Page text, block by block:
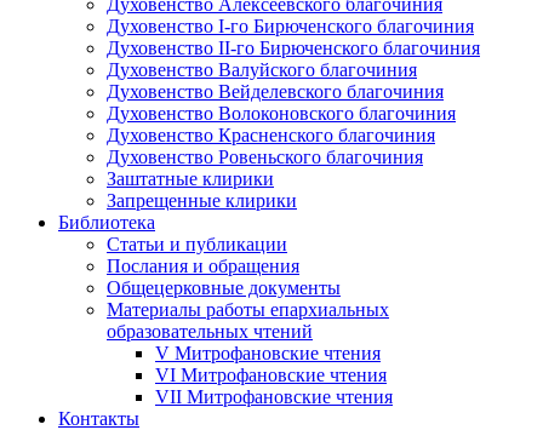
Духовенство I-го Бирюченского благочиния
Духовенство II-го Бирюченского благочиния
Духовенство Валуйского благочиния
Духовенство Вейделевского благочиния
Духовенство Волоконовского благочиния
Духовенство Красненского благочиния
Духовенство Ровеньского благочиния
Заштатные клирики
Запрещенные клирики
Библиотека
Статьи и публикации
Послания и обращения
Общецерковные документы
Материалы работы епархиальных
образовательных чтений
V Митрофановские чтения
VI Митрофановские чтения
VII Митрофановские чтения
Контакты